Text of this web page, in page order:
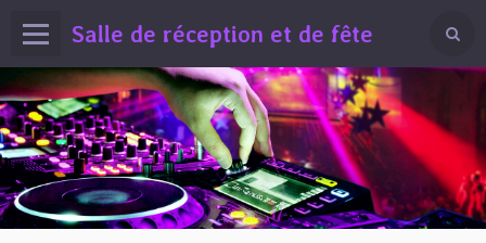
Salle de réception et de fête